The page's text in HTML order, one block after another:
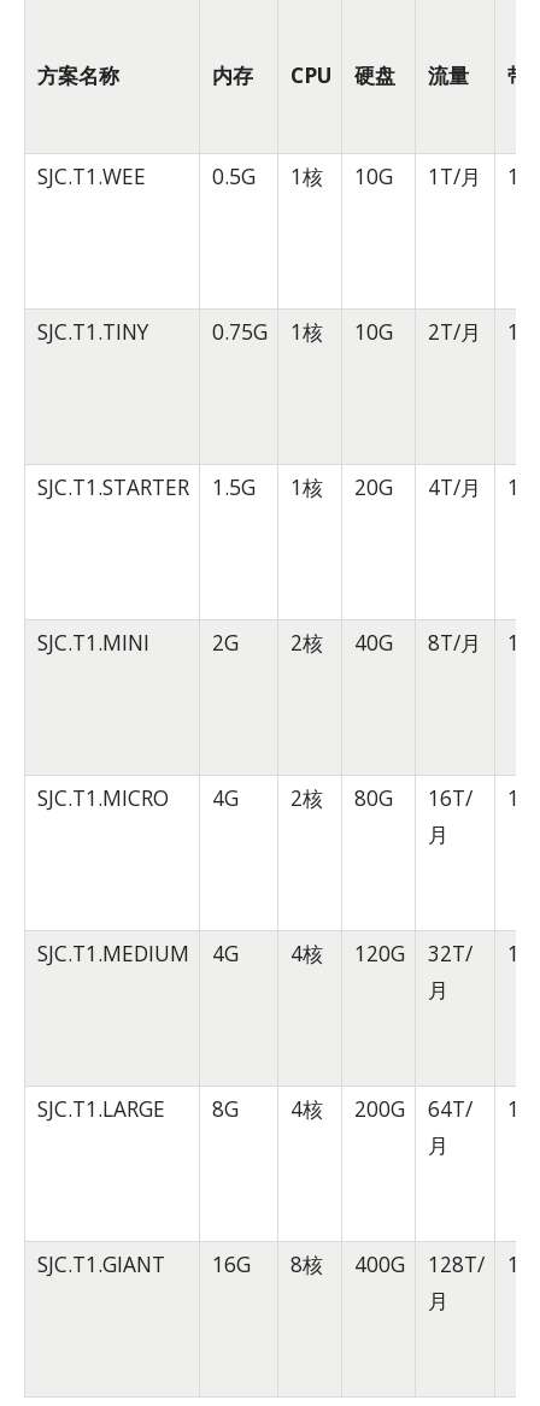
方案名称 内存 CPU 硬盘 流量 带
SJC.T1.WEE 0.5G 1核 10G 1T/月
SJC.T1.TINY 0.75G 1核 10G 2T/月
SJC.T1.STARTER 1.5G 1核 20G 4T/月
SJC.T1.MINI 2G 2核 40G 8T/月
SJC.T1.MICRO 4G 2核 80G
16T/
月
SJC.T1.MEDIUM 4G 4核 120G
32T/
月
SJC.T1.LARGE 8G 4核 200G
64T/
月
SJC.T1.GIANT 16G 8核 400G
128T/
月